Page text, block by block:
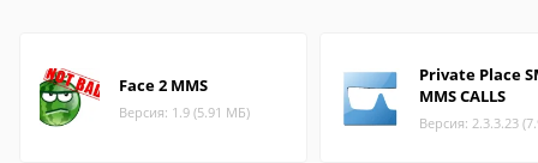
Face 2 MMS
Версия: 1.9 (5.91 МБ)
Private Place
MMS CALLS
Версия: 2.3.3.23